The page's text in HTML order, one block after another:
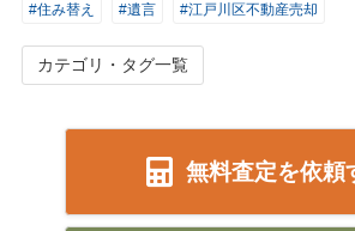
#住み替え #遺言 #江戸川区不動産売却
カテゴリ・タグ一覧
無料査定を依頼